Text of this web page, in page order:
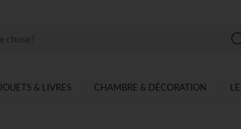
JOUETS & LIVRES CHAMBRE & DÉCORATION